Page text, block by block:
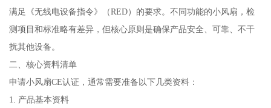
满足《无线电设备指令》（RED）的要求。不同功能的小风扇，检
测项目和标准略有差异，但核心原则是确保产品安全、可靠、不干
扰其他设备。
二、核心资料清单
申请小风扇CE认证，通常需要准备以下几类资料：
1. 产品基本资料